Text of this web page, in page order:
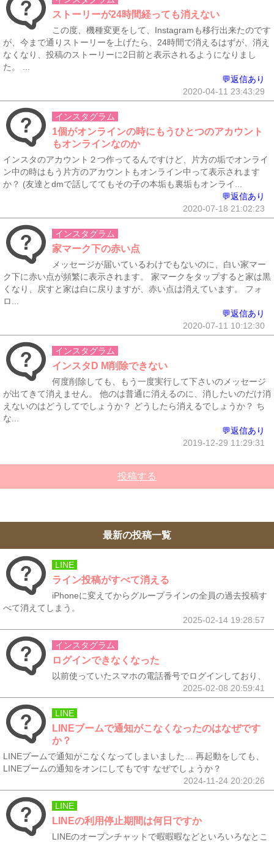
ストーリーが24時間経っても消えない
この度、機種変更をして、Instagramも移行出来たのです
が、今まで通りストーリーを上げたら、24時間で消えるはずが、消え
なくなり、投稿のストーリーに2日前と表示されるようになりまし
た。 ...
💬返信あり
2020-04-11 23:43:29
インスタグラム
1個がオンラインの時にもうひとつのアカウント
もオンラインなのか
インスタのアカウント２つ作ってるんですけど、片方の垢でオンライ
ン中の時はもう片方のアカウントもオンライン中って表示されます
か？ (友達とdmで話しててもその子の本垢も裏垢もオンライ...
💬返信あり
2020-07-18 21:02:23
インスタグラム
家マーク下の赤い点
メッセージが届いているわけでもないのに、白い家マー
ク下に赤い点が頻繁に表示されます。 家マークをタップすると家は黒
くなり、戻すと家は白に戻りますが、赤い点は消えています。 フォ
ロ...
💬返信あり
2020-07-11 10:12:30
インスタグラム
インスタD M削除できない
何度削除しても、もう一度実行して下さいのメッセージ
が出てきて消えません。 他のは普通に消えるのに、消したいのだけ消
えないのはどうしてでしょうか？ どうしたら消えるでしょうか？ ち
な...
💬返信あり
2019-12-29 11:29:31
投稿する
最新の投稿一覧
LINE
ライン投稿がすべて消える
iPhoneに変えてからグループラインの全員の過去投稿す
べて消えてしまう。
2025-02-14 19:28:57
インスタグラム
ログインできなくなった
以前使っていたスマホの電話番号でログインしており、
2025-02-08 20:59:41
LINE
LINEブームで通知がこなくなったのはなぜです
か？
LINEブームで通知がこなくなってしまいました… 再起動をしても、
LINEブームの通知をオンにしてもです なぜでしょうか？
2024-11-24 20:20:26
LINE
LINEの利用停止期間は何日ですか
LINEのオープンチャットで暇暇暇などといろいろなとこ